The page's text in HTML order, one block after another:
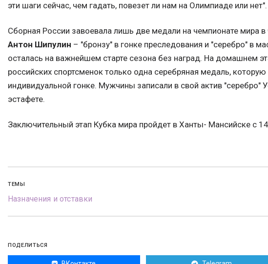
эти шаги сейчас, чем гадать, повезет ли нам на Олимпиаде или нет".
Сборная России завоевала лишь две медали на чемпионате мира
Антон Шипулин – "бронзу" в гонке преследования и "серебро" в
осталась на важнейшем старте сезона без наград. На домашнем
российских спортсменок только одна серебряная медаль, которую
индивидуальной гонке. Мужчины записали в свой актив "серебро"
эстафете.
Заключительный этап Кубка мира пройдет в Ханты- Мансийске с
ТЕМЫ
Назначения и отставки
ПОДЕЛИТЬСЯ